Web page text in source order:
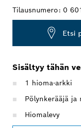
Tilausnumero: 0
Etsi
Sisältyy tähän
1 hioma-arkki
Pölynkerääjä ja
Hiomalevy